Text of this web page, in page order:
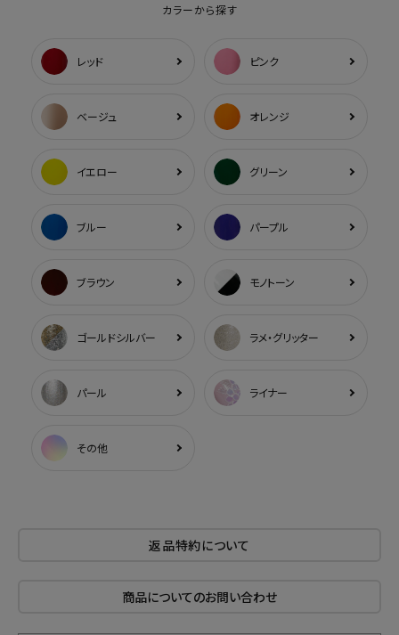
カラーから探す
レッド ピンク
ベージュ オレンジ
イエロー グリーン
ブルー パープル
ブラウン モノトーン
ゴールドシルバー ラメ・グリッター
パール ライナー
その他
返品特約について
商品についてのお問い合わせ